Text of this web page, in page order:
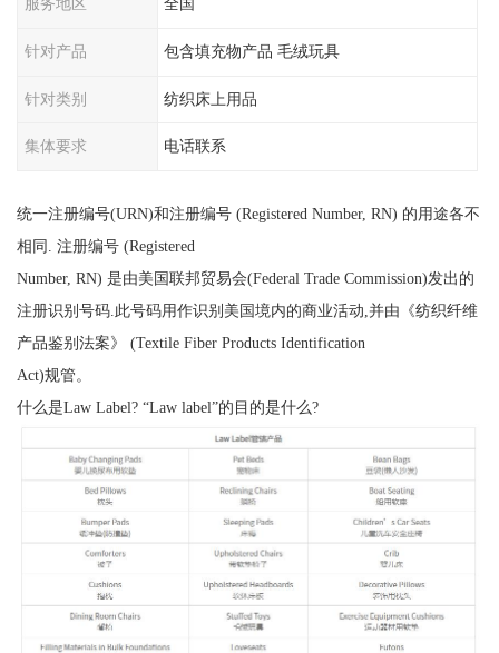
针对产品 包含填充物产品 毛绒玩具
针对类别 纺织床上用品
集体要求 电话联系
统一注册编号(URN)和注册编号 (Registered Number, RN) 的用途各不
相同. 注册编号 (Registered
Number, RN) 是由美国联邦贸易会(Federal Trade Commission)发出的
注册识别号码.此号码用作识别美国境内的商业活动,并由《纺织纤维
产品鉴别法案》 (Textile Fiber Products Identification
Act)规管。
什么是Law Label? “Law label”的目的是什么?